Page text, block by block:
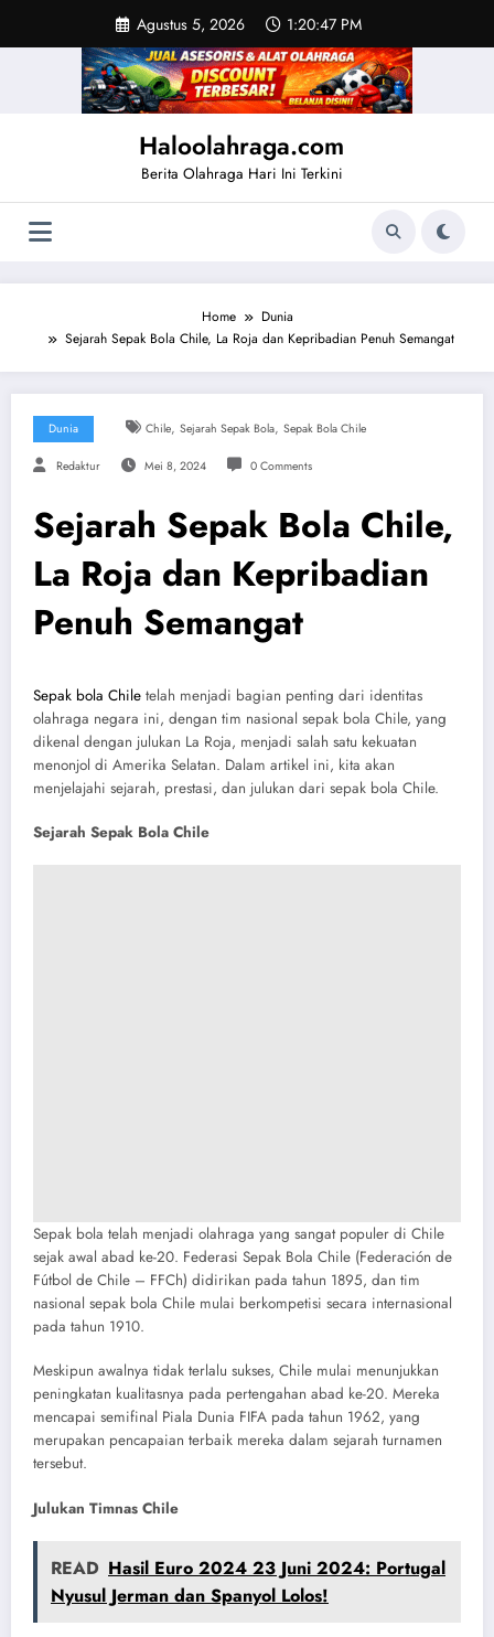
content
Agustus 5, 2026 1:20:47 PM
Haloolahraga.com
Berita Olahraga Hari Ini Terkini
Home
Dunia
Sejarah Sepak Bola Chile, La Roja dan Kepribadian Penuh Semangat
Dunia Chile, Sejarah Sepak Bola, Sepak Bola Chile
Redaktur Mei 8, 2024 0 Comments
Sejarah Sepak Bola Chile,
La Roja dan Kepribadian
Penuh Semangat
Sepak bola Chile telah menjadi bagian penting dari identitas
olahraga negara ini, dengan tim nasional sepak bola Chile, yang
dikenal dengan julukan La Roja, menjadi salah satu kekuatan
menonjol di Amerika Selatan. Dalam artikel ini, kita akan
menjelajahi sejarah, prestasi, dan julukan dari sepak bola Chile.
Sejarah Sepak Bola Chile
Sepak bola telah menjadi olahraga yang sangat populer di Chile
sejak awal abad ke-20. Federasi Sepak Bola Chile (Federación de
Fútbol de Chile – FFCh) didirikan pada tahun 1895, dan tim
nasional sepak bola Chile mulai berkompetisi secara internasional
pada tahun 1910.
Meskipun awalnya tidak terlalu sukses, Chile mulai menunjukkan
peningkatan kualitasnya pada pertengahan abad ke-20. Mereka
mencapai semifinal Piala Dunia FIFA pada tahun 1962, yang
merupakan pencapaian terbaik mereka dalam sejarah turnamen
tersebut.
Julukan Timnas Chile
READ Hasil Euro 2024 23 Juni 2024: Portugal
Nyusul Jerman dan Spanyol Lolos!